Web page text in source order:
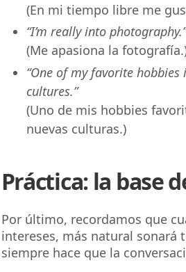
(En mi tiempo libre me
“I’m really into photography.”
(Me apasiona la
“One of my favorite
cultures.”
(Uno de mis hobbies
nuevas culturas.)
Práctica: la base
Por último, recordamos que
intereses, más natural sonará
siempre hace que la